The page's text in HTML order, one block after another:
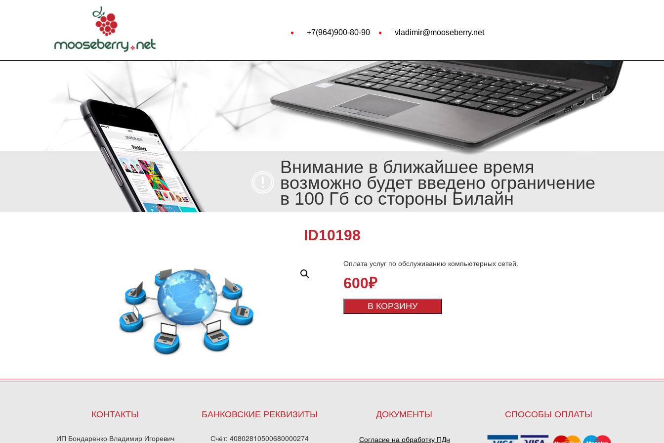
+7(964)900-80-90 vladimir@mooseberry.net
Внимание в ближайшее время
возможно будет введено ограничение
в 100 Гб со стороны Билайн
ID10198
Оплата услуг по обслуживанию компьютерных сетей.
600₽
В КОРЗИНУ
КОНТАКТЫ
ИП Бондаренко Владимир Игоревич
БАНКОВСКИЕ РЕКВИЗИТЫ
Счёт: 40802810500680000274
ДОКУМЕНТЫ
Согласие на обработку ПДн
СПОСОБЫ ОПЛАТЫ